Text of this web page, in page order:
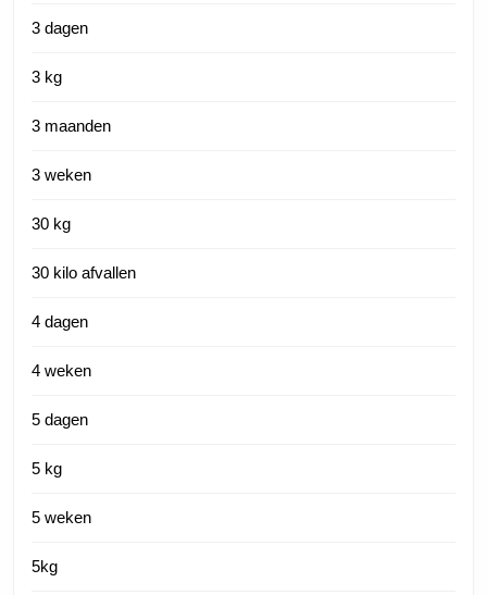
3 dagen
3 kg
3 maanden
3 weken
30 kg
30 kilo afvallen
4 dagen
4 weken
5 dagen
5 kg
5 weken
5kg